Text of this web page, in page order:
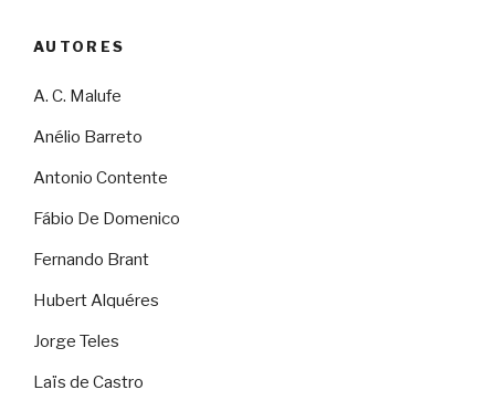
AUTORES
A. C. Malufe
Anélio Barreto
Antonio Contente
Fábio De Domenico
Fernando Brant
Hubert Alquéres
Jorge Teles
Laïs de Castro